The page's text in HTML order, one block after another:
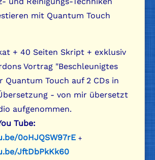
mit Quantum Touch
+ 40 Seiten Skript + exklusiv
Vortrag "Beschleunigtes
Quantum Touch auf 2 CDs in
- von mir übersetzt
aufgenommen.
Tube:
0oHJQSW97rE +
JftDbPkKk60